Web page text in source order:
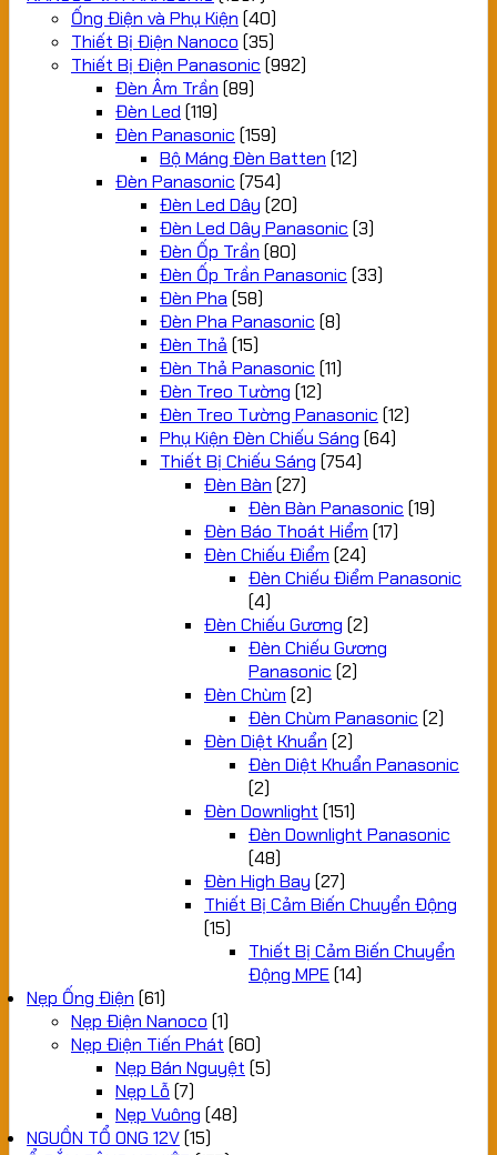
Ống Điện và Phụ Kiện (40)
Thiết Bị Điện Nanoco (35)
Thiết Bị Điện Panasonic (992)
Đèn Âm Trần (89)
Đèn Led (119)
Đèn Panasonic (159)
Bộ Máng Đèn Batten (12)
Đèn Panasonic (754)
Đèn Led Dây (20)
Đèn Led Dây Panasonic (3)
Đèn Ốp Trần (80)
Đèn Ốp Trần Panasonic (33)
Đèn Pha (58)
Đèn Pha Panasonic (8)
Đèn Thả (15)
Đèn Thả Panasonic (11)
Đèn Treo Tường (12)
Đèn Treo Tường Panasonic (12)
Phụ Kiện Đèn Chiếu Sáng (64)
Thiết Bị Chiếu Sáng (754)
Đèn Bàn (27)
Đèn Bàn Panasonic (19)
Đèn Báo Thoát Hiểm (17)
Đèn Chiếu Điểm (24)
Đèn Chiếu Điểm Panasonic
(4)
Đèn Chiếu Gương (2)
Đèn Chiếu Gương
Panasonic (2)
Đèn Chùm (2)
Đèn Chùm Panasonic (2)
Đèn Diệt Khuẩn (2)
Đèn Diệt Khuẩn Panasonic
(2)
Đèn Downlight (151)
Đèn Downlight Panasonic
(48)
Đèn High Bay (27)
Thiết Bị Cảm Biến Chuyển Động
(15)
Thiết Bị Cảm Biến Chuyển
Động MPE (14)
Nẹp Ống Điện (61)
Nẹp Điện Nanoco (1)
Nẹp Điện Tiến Phát (60)
Nẹp Bán Nguyệt (5)
Nẹp Lỗ (7)
Nẹp Vuông (48)
NGUỒN TỔ ONG 12V(15)